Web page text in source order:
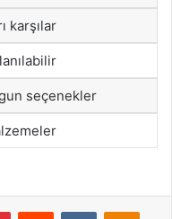
karşılar
seçenekler
PinterestReddit VKontakte